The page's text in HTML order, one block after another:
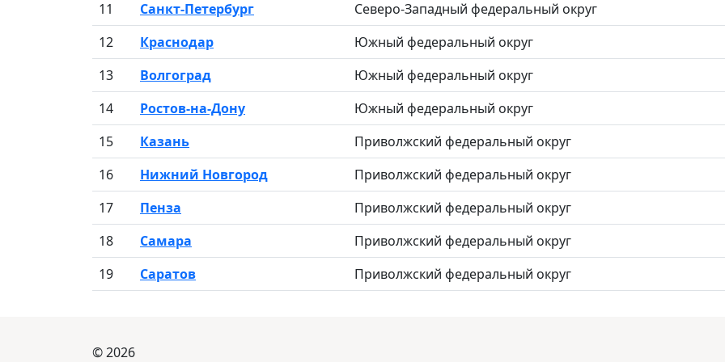
11 Санкт-Петербург Северо-Западный федеральный округ
12 Краснодар Южный федеральный округ
13 Волгоград Южный федеральный округ
14 Ростов-на-Дону Южный федеральный округ
15 Казань Приволжский федеральный округ
16 Нижний Новгород Приволжский федеральный округ
17 Пенза Приволжский федеральный округ
18 Самара Приволжский федеральный округ
19 Саратов Приволжский федеральный округ
© 2026